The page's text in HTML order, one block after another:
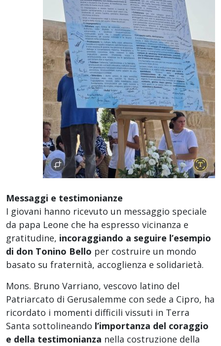
Messaggi e testimonianze
I giovani hanno ricevuto un messaggio speciale
da papa Leone che ha espresso vicinanza e
gratitudine, incoraggiando a seguire l’esempio
di don Tonino Bello per costruire un mondo
basato su fraternità, accoglienza e solidarietà.
Mons. Bruno Varriano, vescovo latino del
Patriarcato di Gerusalemme con sede a Cipro, ha
ricordato i momenti difficili vissuti in Terra
Santa sottolineando l’importanza del coraggio
e della testimonianza nella costruzione della